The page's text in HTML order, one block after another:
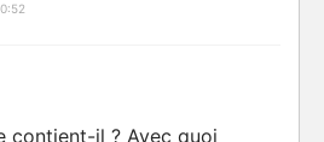
contient-il ? Avec quoi